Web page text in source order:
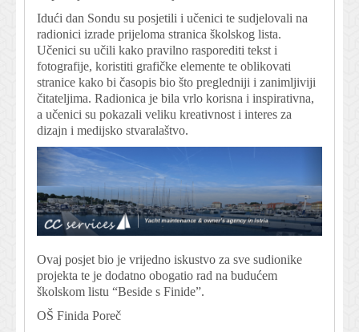
Idući dan Sondu su posjetili i učenici te sudjelovali na
radionici izrade prijeloma stranica školskog lista.
Učenici su učili kako pravilno rasporediti tekst i
fotografije, koristiti grafičke elemente te oblikovati
stranice kako bi časopis bio što pregledniji i zanimljiviji
čitateljima. Radionica je bila vrlo korisna i inspirativna,
a učenici su pokazali veliku kreativnost i interes za
dizajn i medijsko stvaralaštvo.
Ovaj posjet bio je vrijedno iskustvo za sve sudionike
projekta te je dodatno obogatio rad na budućem
školskom listu “Beside s Finide”.
OŠ Finida Poreč